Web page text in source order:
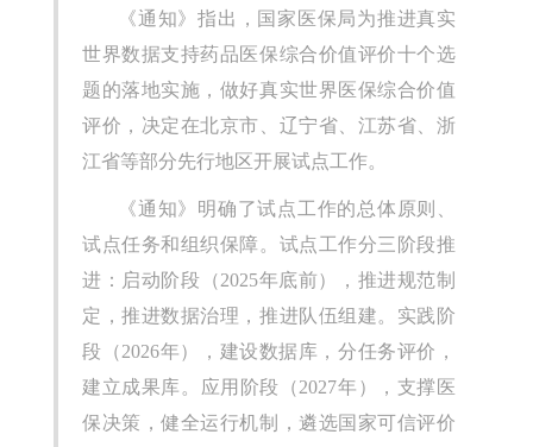
《通知》指出，国家医保局为推进真实
世界数据支持药品医保综合价值评价十个选
题的落地实施，做好真实世界医保综合价值
评价，决定在北京市、辽宁省、江苏省、浙
江省等部分先行地区开展试点工作。
《通知》明确了试点工作的总体原则、
试点任务和组织保障。试点工作分三阶段推
进：启动阶段（2025年底前），推进规范制
定，推进数据治理，推进队伍组建。实践阶
段（2026年），建设数据库，分任务评价，
建立成果库。应用阶段（2027年），支撑医
保决策，健全运行机制，遴选国家可信评价